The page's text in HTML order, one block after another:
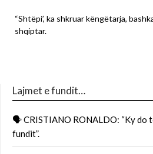
“Shtëpi’, ka shkruar këngëtarja,
shqiptar.
Lajmet e fundit…
🗣 CRISTIANO RONALDO: “Ky do
fundit”.